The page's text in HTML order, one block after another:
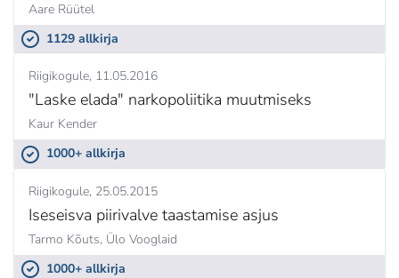
Aare Rüütel
1129 allkirja
Riigikogule 11.05.2016
"Laske elada" narkopoliitika muutmiseks
Kaur Kender
1000+ allkirja
Riigikogule 25.05.2015
Iseseisva piirivalve taastamise asjus
Tarmo Kõuts, Ülo Vooglaid
1000+ allkirja